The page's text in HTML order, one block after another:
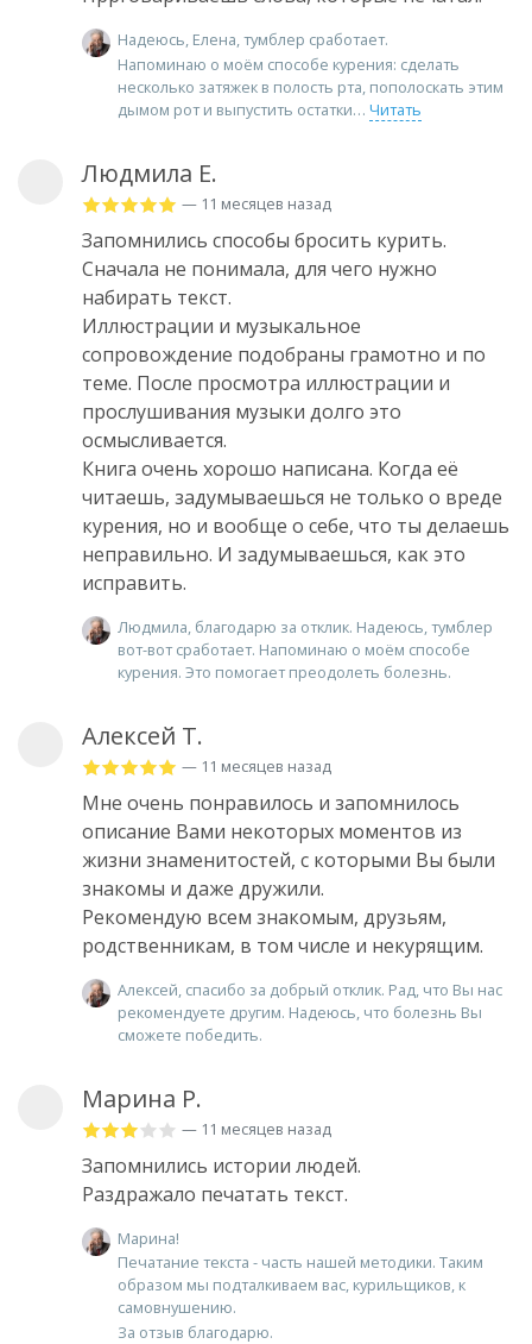
Надеюсь, Елена, тумблер сработает.
Напоминаю о моём способе курения: сделать
несколько затяжек в полость рта, пополоскать этим
дымом рот и выпустить остатки
Читать
Людмила Е.
— 11 месяцев назад
Запомнились способы бросить курить.
Сначала не понимала, для чего нужно
набирать текст.
Иллюстрации и музыкальное
сопровождение подобраны грамотно и по
теме. После просмотра иллюстрации и
прослушивания музыки долго это
осмысливается.
Книга очень хорошо написана. Когда её
читаешь, задумываешься не только о вреде
курения, но и вообще о себе, что ты делаешь
неправильно. И задумываешься, как это
исправить.
Людмила, благодарю за отклик. Надеюсь, тумблер
вот-вот сработает. Напоминаю о моём способе
курения. Это помогает преодолеть болезнь.
Алексей Т.
— 11 месяцев назад
Мне очень понравилось и запомнилось
описание Вами некоторых моментов из
жизни знаменитостей, с которыми Вы были
знакомы и даже дружили.
Рекомендую всем знакомым, друзьям,
родственникам, в том числе и некурящим.
Алексей, спасибо за добрый отклик. Рад, что Вы нас
рекомендуете другим. Надеюсь, что болезнь Вы
сможете победить.
Марина Р.
— 11 месяцев назад
Запомнились истории людей.
Раздражало печатать текст.
Марина!
Печатание текста - часть нашей методики. Таким
образом мы подталкиваем вас, курильщиков, к
самовнушению.
За отзыв благодарю.